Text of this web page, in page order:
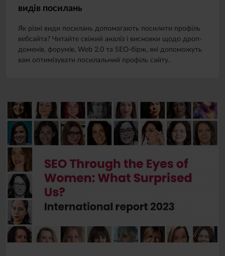
видів посилань
Як різні види посилань допомагають посилити профіль
вебсайта? Читайте свіжий аналіз і висновки щодо дроп-
доменів, форумів, Web 2.0 та SEO-бірж, які допоможуть
вам оптимізувати посилальний профіль сайту.